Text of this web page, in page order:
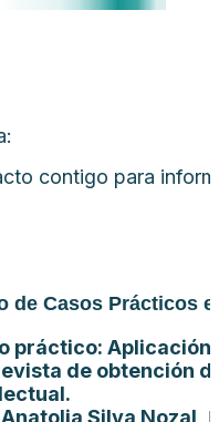
contigo para
de Casos Prácticos
práctico: Aplicación
de obtención
Silva Nozal .